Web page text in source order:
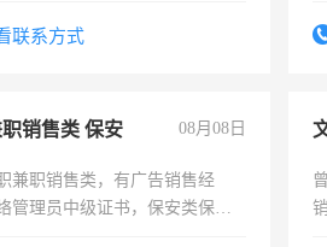
联系方式
销售类 保安 08月08日
兼职销售类，有广告销售经
管理员中级证书，保安类保安